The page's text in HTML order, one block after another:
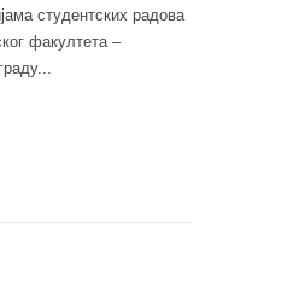
студентских радова
факултета –